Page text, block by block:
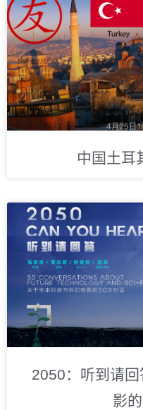
中国土耳
2050：听到请
影